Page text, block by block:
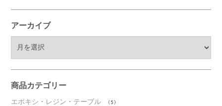
アーカイブ
ブ
商品カテゴリー
エポキシ・レジン・テーブル (5)